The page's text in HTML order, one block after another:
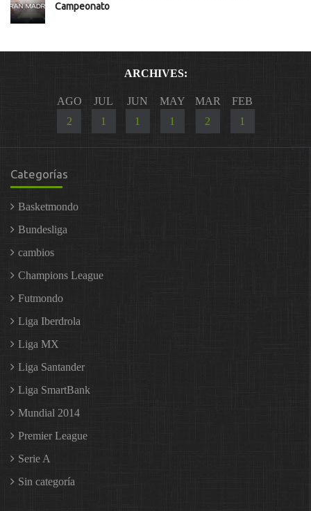
Campeonato
ARCHIVES:
AGO
2
JUL
1
JUN
1
MAY
1
MAR
2
FEB
1
Categorías
Basketmondo
Bundesliga
cambios
Champions League
Futmondo
Liga Iberdrola
Liga MX
Liga Santander
Liga SmartBank
Mundial 2014
Premier League
Serie A
Sin categoría